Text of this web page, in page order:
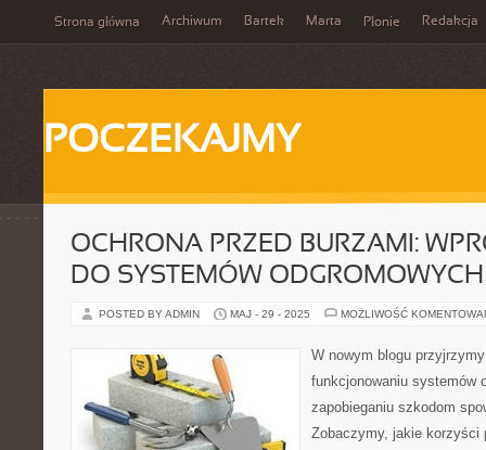
Strona główna Archiwum Bartek Marta Płonie Redakcja
POCZEKAJMY
OCHRONA PRZED BURZAMI:
DO SYSTEMÓW ODGROMOWYCH
POSTED BY ADMIN MAJ - 29 - 2025 MOŻLIWOŚĆ
W nowym blogu
funkcjonowaniu systemów
zapobieganiu szkodom
Zobaczymy, jakie korzyści